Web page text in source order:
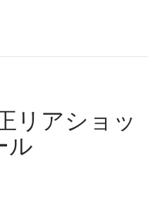
リアショッ
ル